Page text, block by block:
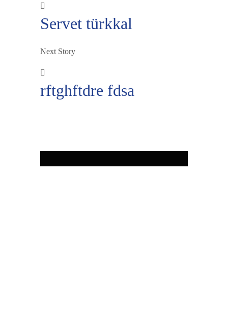
Servet türkkal
Next Story
rftghftdre fdsa